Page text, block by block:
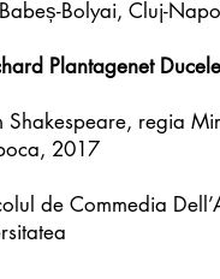
Bolyai, Cluj-
Plantagenet
regia
2017
de Commedia